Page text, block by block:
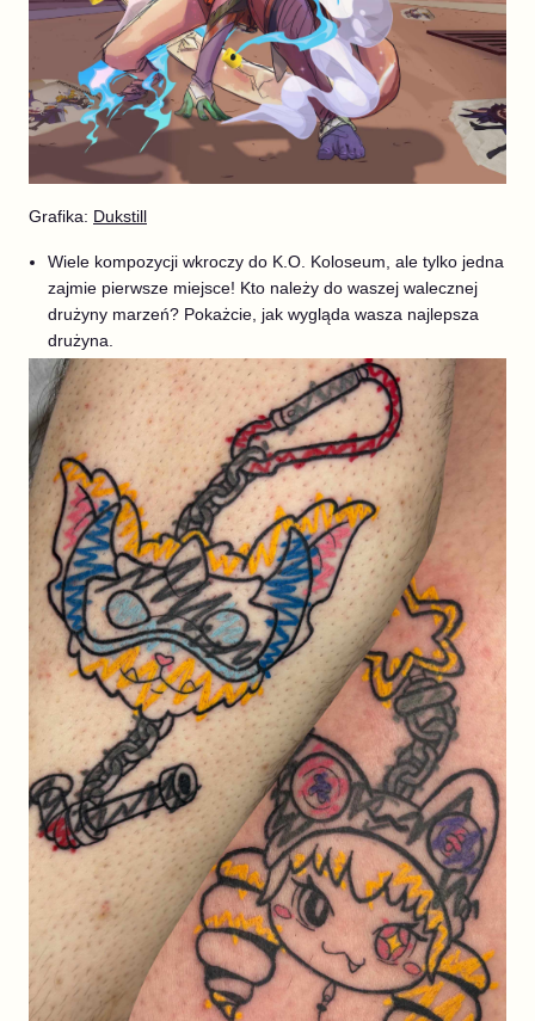
Grafika: Dukstill
Wiele kompozycji wkroczy do K.O. Koloseum, ale tylko jedna
zajmie pierwsze miejsce! Kto należy do waszej walecznej
drużyny marzeń? Pokażcie, jak wygląda wasza najlepsza
drużyna.